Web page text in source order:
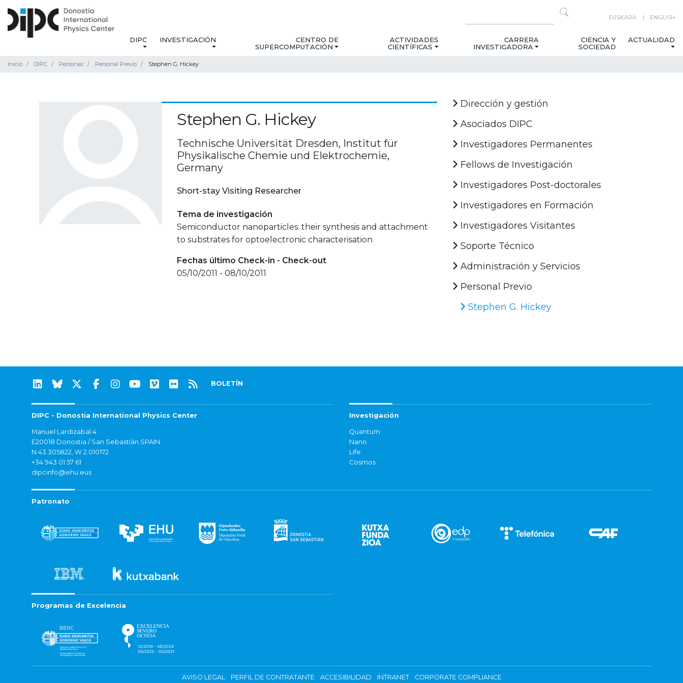
EUSKARA ENGLISH
DIPC INVESTIGACIÓN
CENTRO DE
SUPERCOMPUTACIÓN
ACTIVIDADES
CIENTÍFICAS
CARRERA
INVESTIGADORA
CIENCIA Y
SOCIEDAD
ACTUALIDAD
Inicio DIPC Personas Personal Previo Stephen G. Hickey
Stephen G. Hickey
Technische Universität Dresden, Institut für
Physikalische Chemie und Elektrochemie,
Germany
Short-stay Visiting Researcher
Tema de investigación
Semiconductor nanoparticles: their synthesis and attachment
to substrates for optoelectronic characterisation
Fechas último Check-in - Check-out
05/10/2011 - 08/10/2011
Dirección y gestión
Asociados DIPC
Investigadores Permanentes
Fellows de Investigación
Investigadores Post-doctorales
Investigadores en Formación
Investigadores Visitantes
Soporte Técnico
Administración y Servicios
Personal Previo
Stephen G. Hickey
BOLETÍN
DIPC - Donostia International Physics Center
Manuel Lardizabal 4
E20018 Donostia / San Sebastián SPAIN
N 43.305822, W 2.010172
+34 943 01 57 61
dipcinfo@ehu.eus
Investigación
Quantum
Nano
Life
Cosmos
Patronato
Programas de Excelencia
AVISO LEGAL PERFIL DE CONTRATANTE ACCESIBILIDAD INTRANET CORPORATE COMPLIANCE